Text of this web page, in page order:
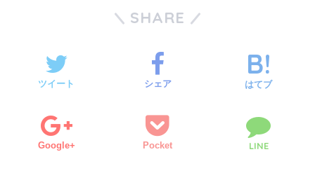
SHARE
ツイート シェア はてブ
Google+ Pocket LINE